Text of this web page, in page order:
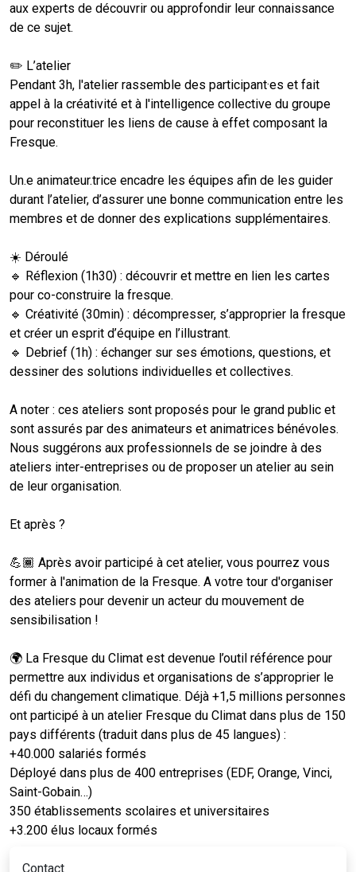
aux experts de découvrir ou approfondir leur connaissance
de ce sujet.
✏️ L’atelier
Pendant 3h, l'atelier rassemble des participant·es et fait
appel à la créativité et à l'intelligence collective du groupe
pour reconstituer les liens de cause à effet composant la
Fresque.
Un.e animateur.trice encadre les équipes afin de les guider
durant l’atelier, d’assurer une bonne communication entre les
membres et de donner des explications supplémentaires.
☀️ Déroulé
🔹 Réflexion (1h30) : découvrir et mettre en lien les cartes
pour co-construire la fresque.
🔹 Créativité (30min) : décompresser, s’approprier la fresque
et créer un esprit d’équipe en l’illustrant.
🔹 Debrief (1h) : échanger sur ses émotions, questions, et
dessiner des solutions individuelles et collectives.
A noter : ces ateliers sont proposés pour le grand public et
sont assurés par des animateurs et animatrices bénévoles.
Nous suggérons aux professionnels de se joindre à des
ateliers inter-entreprises ou de proposer un atelier au sein
de leur organisation.
Et après ?
💪🏾 Après avoir participé à cet atelier, vous pourrez vous
former à l'animation de la Fresque. A votre tour d'organiser
des ateliers pour devenir un acteur du mouvement de
sensibilisation !
🌍 La Fresque du Climat est devenue l’outil référence pour
permettre aux individus et organisations de s’approprier le
défi du changement climatique. Déjà +1,5 millions personnes
ont participé à un atelier Fresque du Climat dans plus de 150
pays différents (traduit dans plus de 45 langues) :
+40.000 salariés formés
Déployé dans plus de 400 entreprises (EDF, Orange, Vinci,
Saint-Gobain…)
350 établissements scolaires et universitaires
+3.200 élus locaux formés
Contact